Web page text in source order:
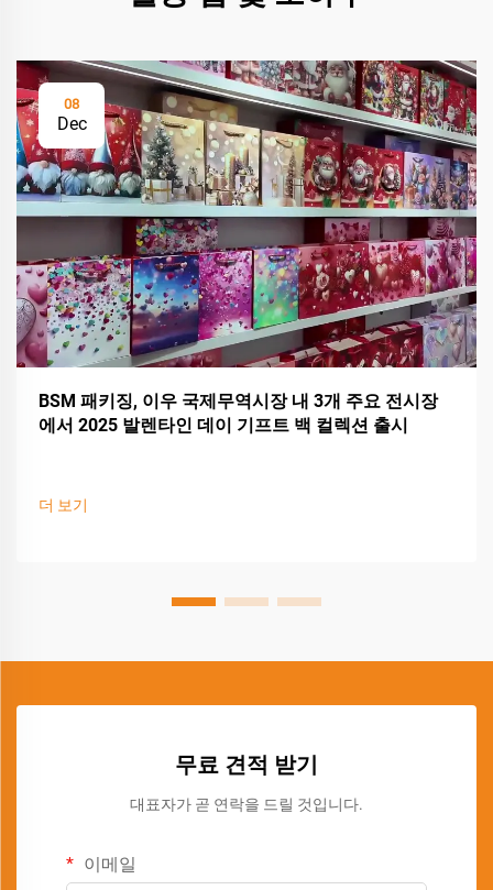
08
Dec
BSM 패키징, 이우 국제무역시장 내 3개 주요 전시장
에서 2025 발렌타인 데이 기프트 백 컬렉션 출시
더 보기
무료 견적 받기
대표자가 곧 연락을 드릴 것입니다.
이메일